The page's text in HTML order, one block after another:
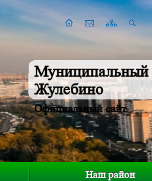
Муниципальный
Жулебино
Официальный сайт
Наш район